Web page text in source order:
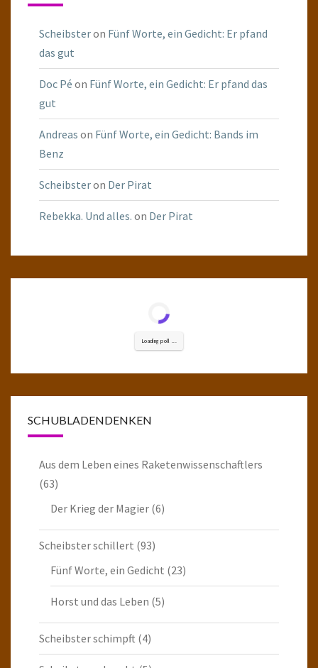
Scheibsteron Fünf Worte, ein Gedicht: Er pfand
das gut
Doc Pé on Fünf Worte, ein Gedicht: Er pfand das
gut
Andreas on Fünf Worte, ein Gedicht: Bands im
Benz
Scheibsteron Der Pirat
Rebekka. Und alles. on Der Pirat
Loading poll ...
SCHUBLADENDENKEN
Aus dem Leben eines Raketenwissenschaftlers
(63)
Der Krieg der Magier (6)
Scheibster schillert (93)
Fünf Worte, ein Gedicht (23)
Horst und das Leben (5)
Scheibster schimpft (4)